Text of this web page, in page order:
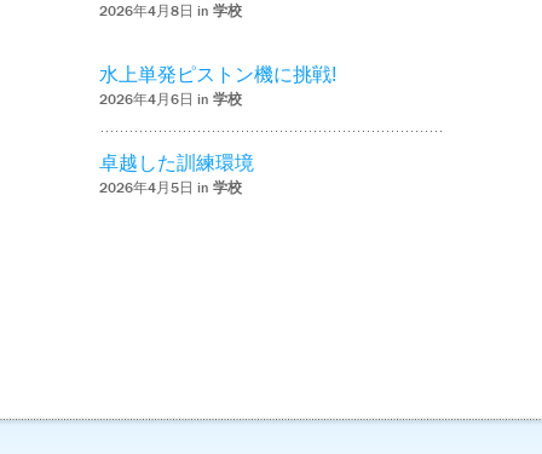
2026年4月8日 in 学校
水上単発ピストン機に挑戦!
2026年4月6日 in 学校
卓越した訓練環境
2026年4月5日 in 学校